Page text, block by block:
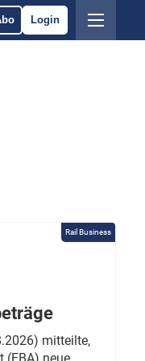
Login
Rail Business
mitteilte,